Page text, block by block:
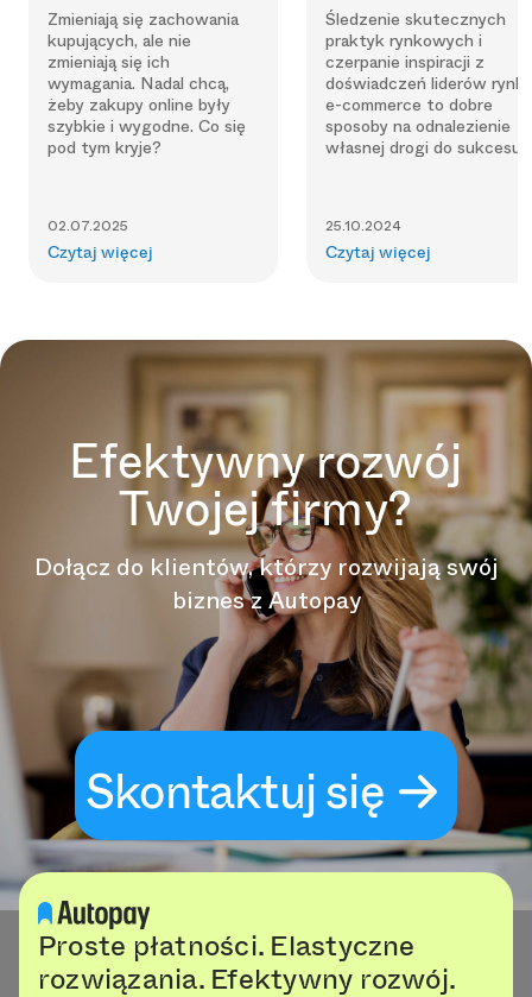
Zmieniają się zachowania
kupujących, ale nie
zmieniają się ich
wymagania. Nadal chcą,
żeby zakupy online były
szybkie i wygodne. Co się
pod tym kryje?
02.07.2025
Czytaj więcej
Śledzenie skutecznych
praktyk rynkowych i
czerpanie inspiracji z
doświadczeń liderów
e-commerce to dobre
sposoby na odnalezienie
własnej drogi do sukcesu.
25.10.2024
Czytaj więcej
Efektywny rozwój
Twojej firmy?
Dołącz do klientów, którzy rozwijają swój
biznes z Autopay
Skontaktuj się
Proste płatności. Elastyczne
rozwiązania. Efektywny rozwój.